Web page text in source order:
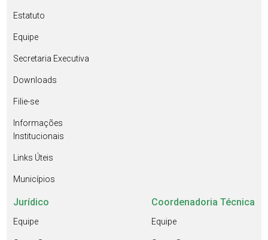
Estatuto
Equipe
Secretaria Executiva
Downloads
Filie-se
Informações
Institucionais
Links Úteis
Municípios
Jurídico
Equipe
Coordenadoria Técnica
Equipe